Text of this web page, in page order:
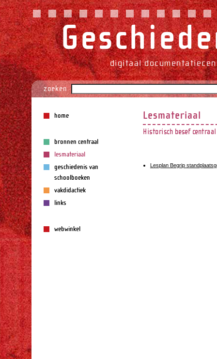
digitaal
zoeken
home
bronnen centraal
lesmateriaal
geschiedenis van
schoolboeken
vakdidactiek
links
webwinkel
Lesmateriaal
Historisch besef centraal
Lesplan Begrip